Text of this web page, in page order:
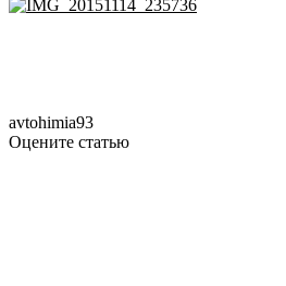
avtohimia93
Оцените статью